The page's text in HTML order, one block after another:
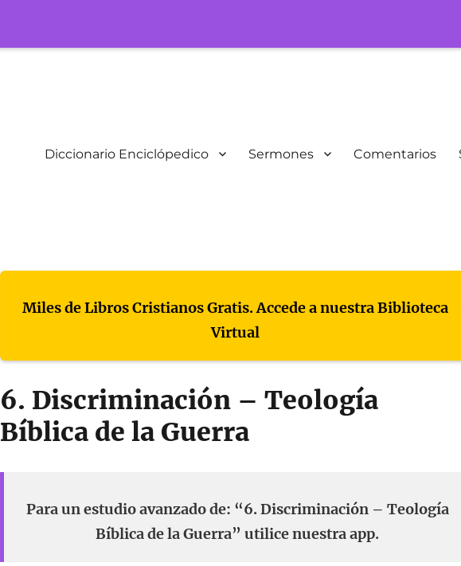
Diccionario Enciclópedico Sermones Comentarios
Miles de Libros Cristianos Gratis. Accede a nuestra Biblioteca
Virtual
6. Discriminación – Teología
Bíblica de la Guerra
Para un estudio avanzado de: “6. Discriminación – Teología
Bíblica de la Guerra” utilice nuestra app.